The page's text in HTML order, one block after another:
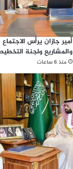
أمير جازان يرأس الاجتماع
والمشاريع ولجنة
منذ 6 ساعات